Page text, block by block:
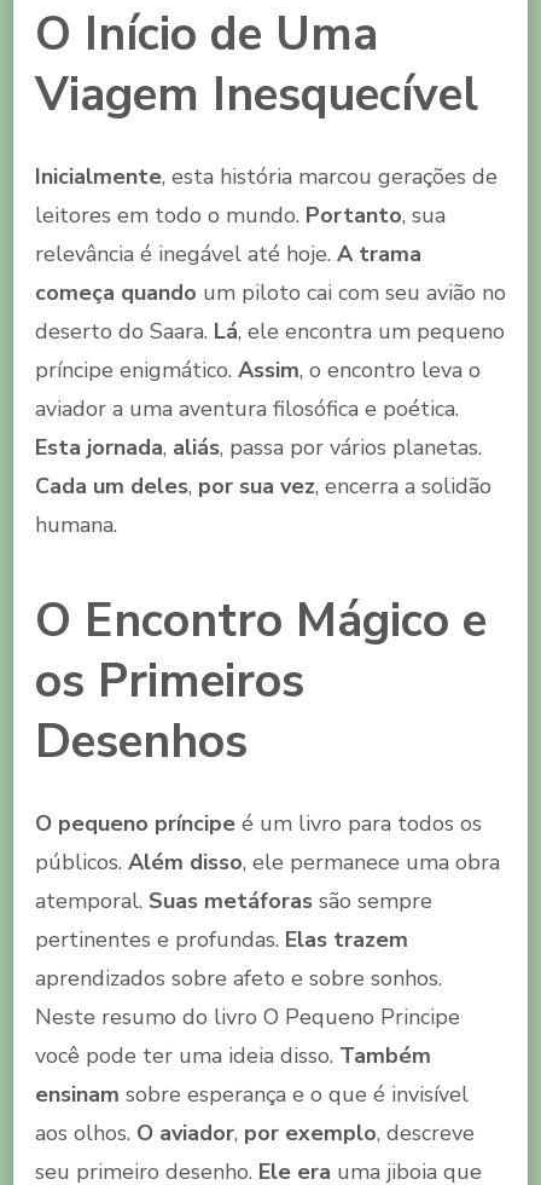
O Início de Uma
Viagem Inesquecível
Inicialmente, esta história marcou gerações de
leitores em todo o mundo. Portanto, sua
relevância é inegável até hoje. A trama
começa quando um piloto cai com seu avião no
deserto do Saara. Lá, ele encontra um pequeno
príncipe enigmático. Assim, o encontro leva o
aviador a uma aventura filosófica e poética.
Esta jornada, aliás, passa por vários planetas.
Cada um deles, por sua vez, encerra a solidão
humana.
O Encontro Mágico e
os Primeiros
Desenhos
O pequeno príncipe é um livro para todos os
públicos. Além disso, ele permanece uma obra
atemporal. Suas metáforas são sempre
pertinentes e profundas. Elas trazem
aprendizados sobre afeto e sobre sonhos.
Neste resumo do livro O Pequeno Principe
você pode ter uma ideia disso. Também
ensinam sobre esperança e o que é invisível
aos olhos. O aviador, por exemplo, descreve
seu primeiro desenho. Ele era uma jiboia que